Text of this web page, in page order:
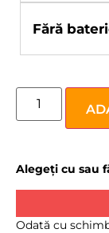
Fără
Alegeți cu sau
Odată cu